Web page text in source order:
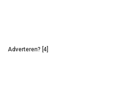
Adverteren? [4]